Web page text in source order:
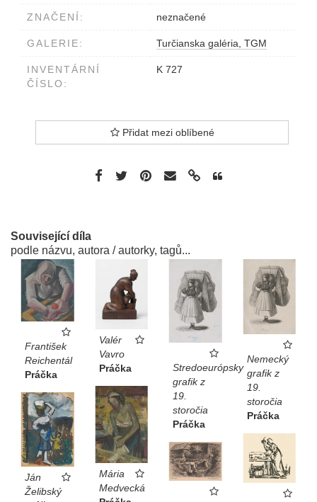
ZNAČENÍ: neznačené
GALERIE: Turčianska galéria, TGM
INVENTÁRNÍ
ČÍSLO:
K 727
Přidat mezi oblíbené
Související díla
podle názvu, autora / autorky, tagů...
František
Reichentál
Práčka
Valér
Vavro
Práčka
Stredoeurópsky
grafik z
19.
storočia
Práčka
Nemecký
grafik z
19.
storočia
Práčka
Mária
Medvecká
Ján
Želibský